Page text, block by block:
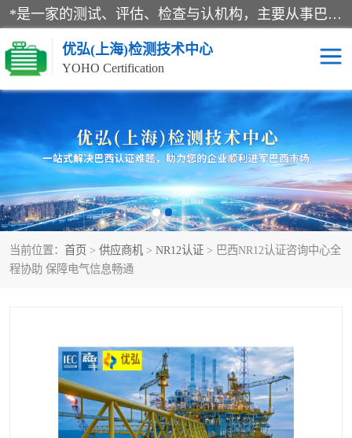
*是一家的测试、评估、检查与认机构，主要从事巴西NR10认证、NR12认证、NR13认证；ANATEL认证、INMTRO认证，欧盟CE认证：MD认证，PED认证，MID认证，ATEX认证，德国蓝色天使认证。
优弘(上海)检测技术中心
YOHO Certification
当前位置： 首页 > 供应商机 > NR12认证 > 巴西NR12认证咨询中心全
程协助 保障电气信息畅通
RECYCLASS认证 NR10认证
NR12认证 NR13认证
ART认证 巴西NR认证
巴西认证 RETIE认证